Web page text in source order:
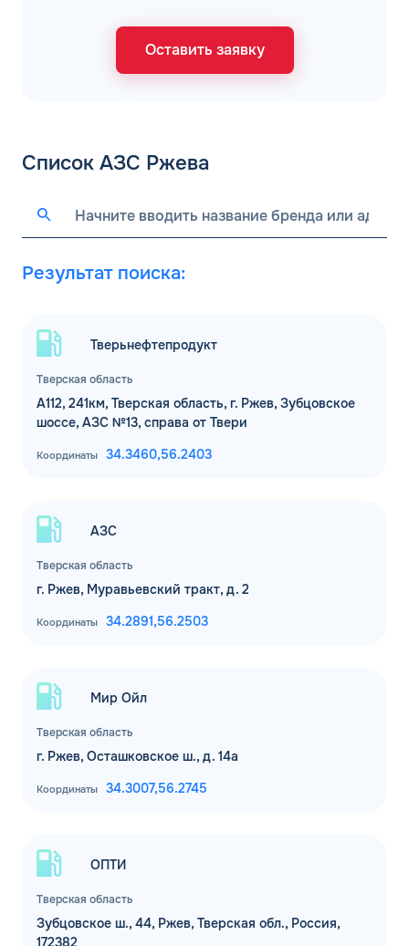
Оставить заявку
Список АЗС Ржева
Результат поиска:
Тверская область
Тверьнефтепродукт
А112, 241км, Тверская область, г. Ржев, Зубцовское
шоссе, АЗС №13, справа от Твери
Координаты 34.3460,56.2403
Тверская область
АЗС
г. Ржев, Муравьевский тракт, д. 2
Координаты 34.2891,56.2503
Тверская область
Мир Ойл
г. Ржев, Осташковское ш., д. 14а
Координаты 34.3007,56.2745
Тверская область
ОПТИ
Зубцовское ш., 44, Ржев, Тверская обл., Россия,
172382